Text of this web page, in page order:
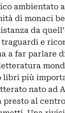
ambientato
di monaci
da
traguardi e
a far parlare
libri più
nato ad
presto al